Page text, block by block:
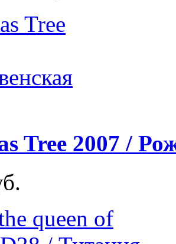
Tree 2007 /